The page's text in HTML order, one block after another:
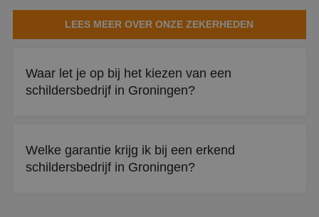
LEES MEER OVER ONZE ZEKERHEDEN
Waar let je op bij het kiezen van een
schildersbedrijf in Groningen?
getoetst op diplomering en vakmanschap.
Welke garantie krijg ik bij een erkend
schildersbedrijf in Groningen?